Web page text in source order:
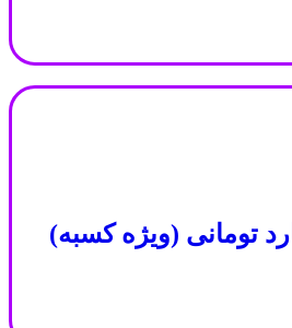
۱ میلیارد تومانی (ویژه کسبه)